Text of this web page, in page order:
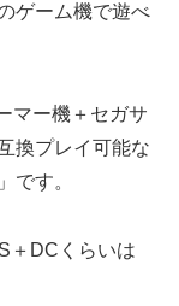
ゲーム機で遊べ
マー機＋セガサ
換プレイ可能な
です。
＋DCくらいは